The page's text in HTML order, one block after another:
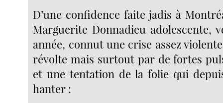
D’une confidence faite jadis à
Marguerite Donnadieu adolescente,
année, connut une crise assez
révolte mais surtout par de fortes
et une tentation de la folie qui
hanter :